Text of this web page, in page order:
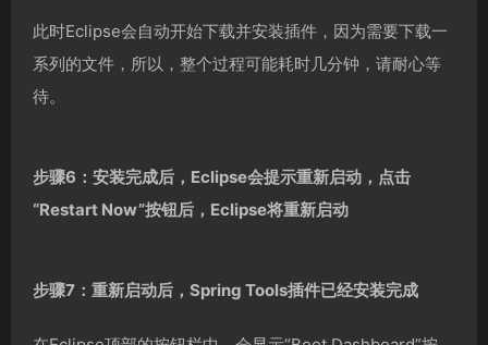
此时Eclipse会自动开始下载并安装插件，因为需要下载一
系列的文件，所以，整个过程可能耗时几分钟，请耐心等
待。
步骤6：安装完成后，Eclipse会提示重新启动，点击
“Restart Now”按钮后，Eclipse将重新启动
步骤7：重新启动后，Spring Tools插件已经安装完成